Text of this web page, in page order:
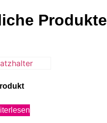
Produkte